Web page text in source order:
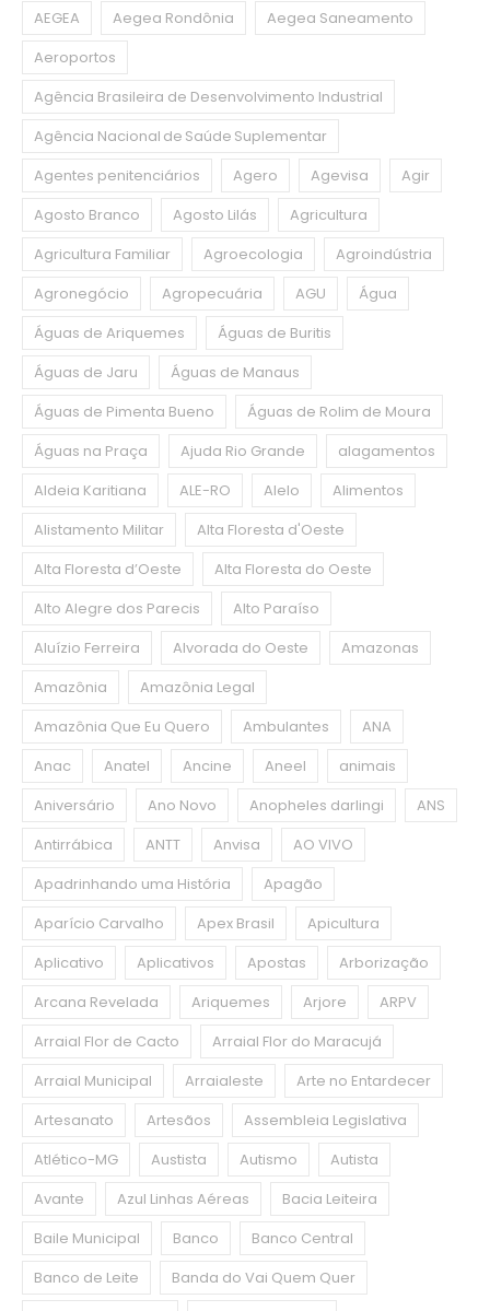
AEGEA
Aegea Rondônia
Aegea Saneamento
Aeroportos
Agência Brasileira de Desenvolvimento Industrial
Agência Nacional de Saúde Suplementar
Agentes penitenciários
Agero Agevisa
Agir
Agosto Branco
Agosto Lilás
Agricultura
Agricultura Familiar
Agroecologia
Agroindústria
Agronegócio
Agropecuária AGU
Água
Águas de Ariquemes
Águas de Buritis
Águas de Jaru
Águas de Manaus
Águas de Pimenta Bueno
Águas de Rolim de Moura
Águas na Praça
Ajuda Rio Grande
alagamentos
Aldeia Karitiana
ALE-RO Alelo
Alimentos
Alistamento Militar
Alta Floresta d'Oeste
Alta Floresta d’Oeste
Alta Floresta do Oeste
Alto Alegre dos Parecis
Alto Paraíso
Aluízio Ferreira
Alvorada do Oeste
Amazonas
Amazônia
Amazônia Legal
Amazônia Que Eu Quero
Ambulantes
ANA
Anac
Anatel Ancine Aneel
animais
Aniversário
Ano Novo Anopheles darlingi
ANS
Antirrábica
ANTT Anvisa
AO VIVO
Apadrinhando uma História
Apagão
Aparício Carvalho
Apex Brasil
Apicultura
Aplicativo
Aplicativos Apostas
Arborização
Arcana Revelada
Ariquemes Arjore
ARPV
Arraial Flor de Cacto
Arraial Flor do Maracujá
Arraial Municipal
Arraialeste
Arte no Entardecer
Artesanato
Artesãos
Assembleia Legislativa
Atlético-MG
Austista Autismo
Autista
Avante
Azul Linhas Aéreas
Bacia Leiteira
Baile Municipal
Banco
Banco Central
Banco de Leite
Banda do Vai Quem Quer